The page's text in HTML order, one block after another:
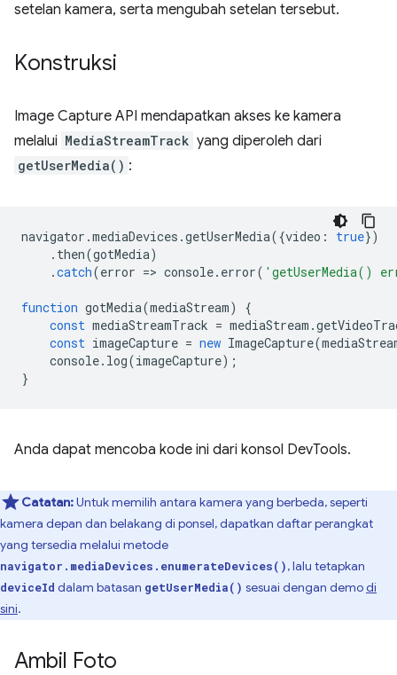
setelan kamera, serta mengubah setelan tersebut.
Konstruksi
Image Capture API mendapatkan akses ke kamera
melalui MediaStreamTrack yang diperoleh dari
getUserMedia() :
navigator .mediaDevices .getUserMedia({video : true})
. then(gotMedia)
.catch(error => console. error( 'getUserMedia()
function gotMedia(mediaStream)
{
const mediaStreamTrack = mediaStream .
const imageCapture = new ImageCapture(
console. log(imageCapture);
}
Anda dapat mencoba kode ini dari konsol DevTools.
Catatan:Untuk memilih antara kamera yang berbeda, seperti
kamera depan dan belakang di ponsel, dapatkan daftar perangkat
yang tersedia melalui metode
navigator.mediaDevices.enumerateDevices(), lalu tetapkan
deviceId dalam batasan getUserMedia() sesuai dengan demodi
sini.
Ambil Foto